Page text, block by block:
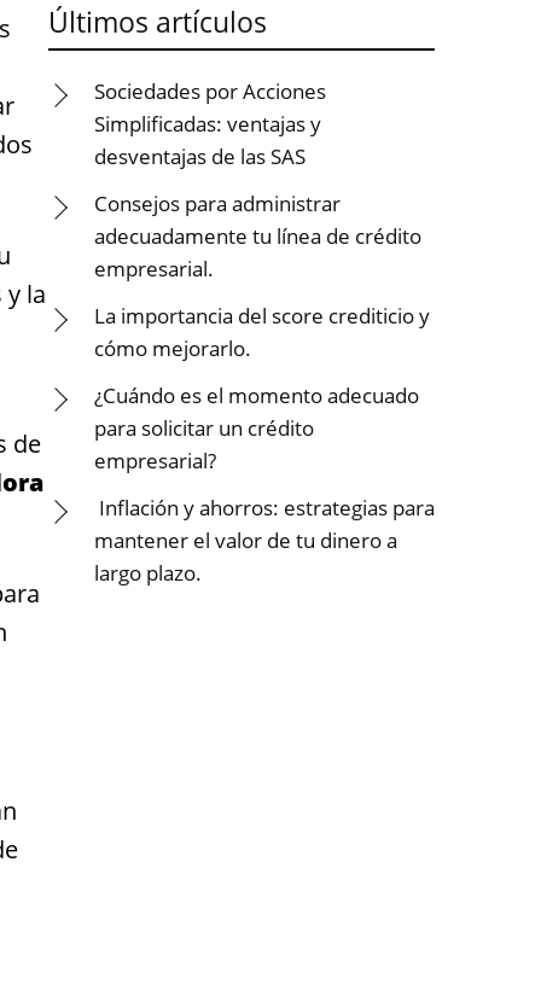
la
de
Últimos artículos
Sociedades por Acciones
Simplificadas: ventajas y
desventajas de las SAS
Consejos para administrar
adecuadamente tu línea de crédito
empresarial.
La importancia del score crediticio y
cómo mejorarlo.
¿Cuándo es el momento adecuado
para solicitar un crédito
empresarial?
Inflación y ahorros: estrategias para
mantener el valor de tu dinero a
largo plazo.